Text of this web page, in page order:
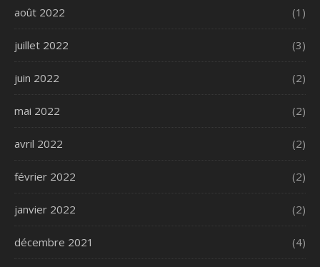
août 2022 (1)
juillet 2022 (3)
juin 2022 (2)
mai 2022 (2)
avril 2022 (2)
février 2022 (2)
janvier 2022 (2)
décembre 2021 (4)